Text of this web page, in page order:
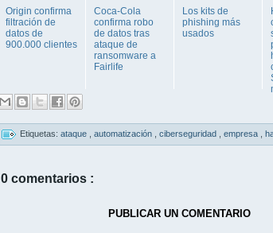
Origin confirma
filtración de
datos de
900.000 clientes
Coca-Cola
confirma robo
de datos tras
ataque de
ransomware a
Fairlife
Los kits de
phishing más
usados
Etiquetas: ataque automatización ciberseguridad empresa
0 comentarios :
PUBLICAR UN COMENTARIO